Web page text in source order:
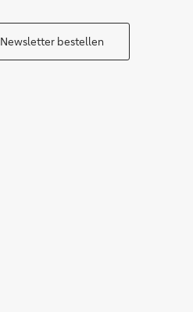
Newsletter bestellen